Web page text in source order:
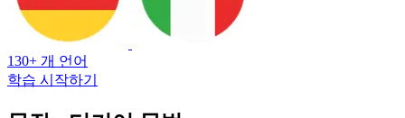
130+ 개 언어
학습 시작하기